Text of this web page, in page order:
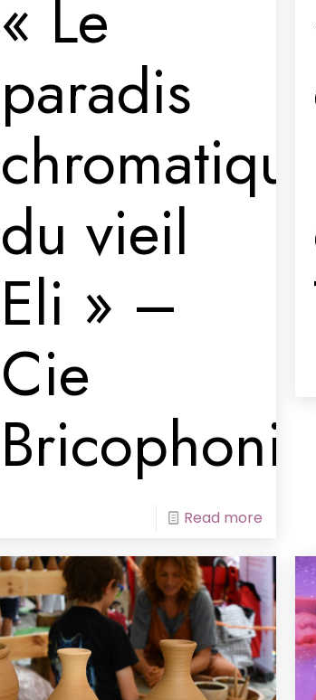
« Le
paradis
du vieil
Eli » –
Cie
Bricophonik
Read more